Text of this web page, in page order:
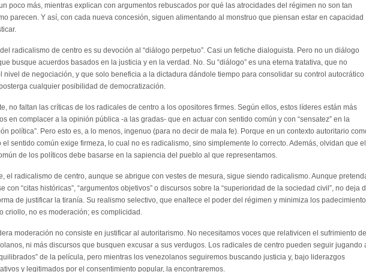
poco más, mientras explican con argumentos rebuscados por qué las atrocidades del régimen no son tan
parecen. Y así, con cada nueva concesión, siguen alimentando al monstruo que piensan estar en capacidad
radicalismo de centro es su devoción al “diálogo perpetuo”. Casi un fetiche dialoguista. Pero no un diálogo
busque acuerdos basados en la justicia y en la verdad. No. Su “diálogo” es una eterna tratativa, que no
nivel de negociación, y que solo beneficia a la dictadura dándole tiempo para consolidar su control autocrático
cualquier posibilidad de democratización.
no faltan las críticas de los radicales de centro a los opositores firmes. Según ellos, estos líderes están más
en complacer a la opinión pública -a las gradas- que en actuar con sentido común y con “sensatez” en la
política”. Pero esto es, a lo menos, ingenuo (para no decir de mala fe). Porque en un contexto autoritario
el sentido común exige firmeza, lo cual no es radicalismo, sino simplemente lo correcto. Además, olvidan que el
de los políticos debe basarse en la sapiencia del pueblo al que representamos.
el radicalismo de centro, aunque se abrigue con vestes de mesura, sigue siendo radicalismo. Aunque
con “citas históricas”, “argumentos objetivos” o discursos sobre la “superioridad de la sociedad civil”, no deja
de justificar la tiranía. Su realismo selectivo, que enaltece el poder del régimen y minimiza los
criollo, no es moderación; es complicidad.
moderación no consiste en justificar al autoritarismo. No necesitamos voces que relativicen el sufrimiento de
ni más discursos que busquen excusar a sus verdugos. Los radicales de centro pueden seguir jugando
de la película, pero mientras los venezolanos seguiremos buscando justicia y, bajo liderazgos
y legitimados por el consentimiento popular, la encontraremos.